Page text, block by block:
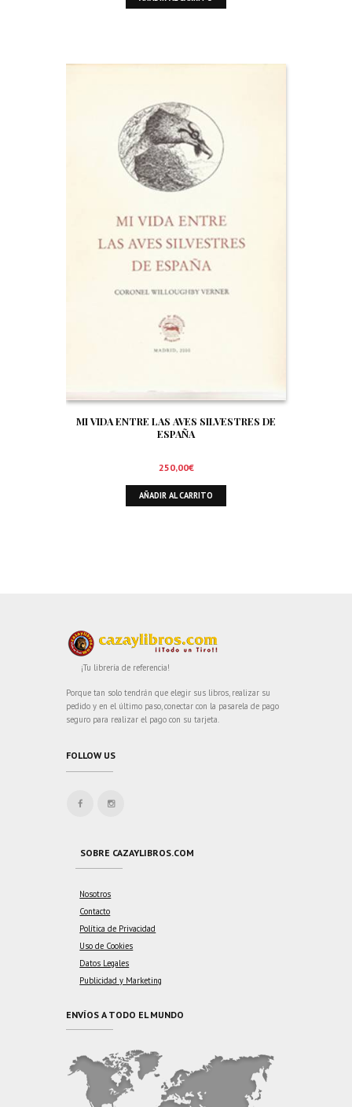
MI VIDA ENTRE LAS AVES SILVESTRES DE
ESPAÑA
250,00€
AÑADIR AL CARRITO
¡Tu librería de referencia!
Porque tan solo tendrán que elegir sus libros, realizar su
pedido y en el último paso, conectar con la pasarela de pago
seguro para realizar el pago con su tarjeta.
FOLLOW US
SOBRE CAZAYLIBROS.COM
Nosotros
Contacto
Política de Privacidad
Uso de Cookies
Datos Legales
Publicidad y Marketing
ENVÍOS A TODO EL MUNDO